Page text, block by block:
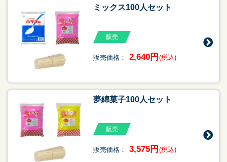
ミックス100人セット
販売
販売価格： 2,640円 (税込)
夢綿菓子100人セット
販売
販売価格： 3,575円 (税込)